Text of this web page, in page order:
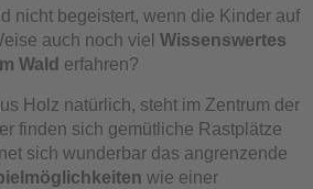
nicht begeistert, wenn die Kinder auf
auch noch viel Wissenswertes
Wald erfahren?
Holz natürlich, steht im Zentrum der
finden sich gemütliche Rastplätze
sich wunderbar das angrenzende
wie einer